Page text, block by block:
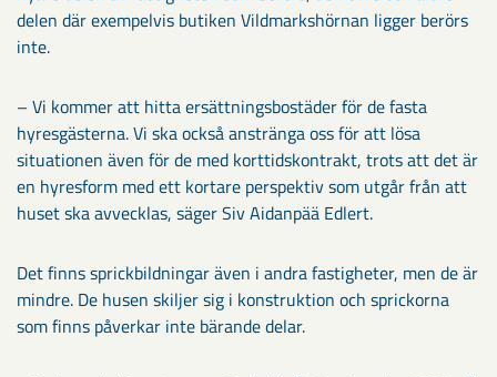
delen där exempelvis butiken Vildmarkshörnan ligger berörs
inte.
– Vi kommer att hitta ersättningsbostäder för de fasta
hyresgästerna. Vi ska också anstränga oss för att lösa
situationen även för de med korttidskontrakt, trots att det är
en hyresform med ett kortare perspektiv som utgår från att
huset ska avvecklas, säger Siv Aidanpää Edlert.
Det finns sprickbildningar även i andra fastigheter, men de är
mindre. De husen skiljer sig i konstruktion och sprickorna
som finns påverkar inte bärande delar.